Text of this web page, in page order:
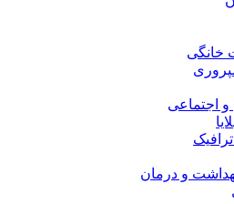
خانگی
اجتماعی
و درمان